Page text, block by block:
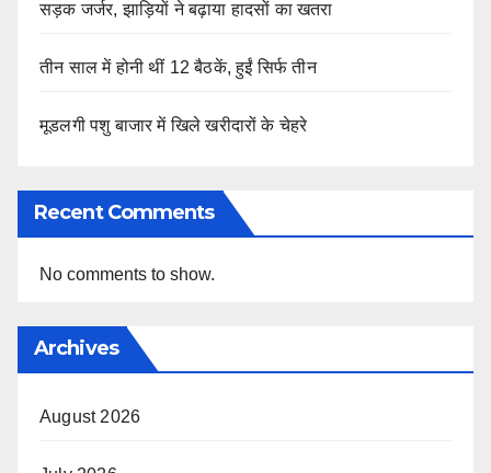
सड़क जर्जर, झाड़ियों ने बढ़ाया हादसों का खतरा
तीन साल में होनी थीं 12 बैठकें, हुईं सिर्फ तीन
मूडलगी पशु बाजार में खिले खरीदारों के चेहरे
Recent Comments
No comments to show.
Archives
August 2026